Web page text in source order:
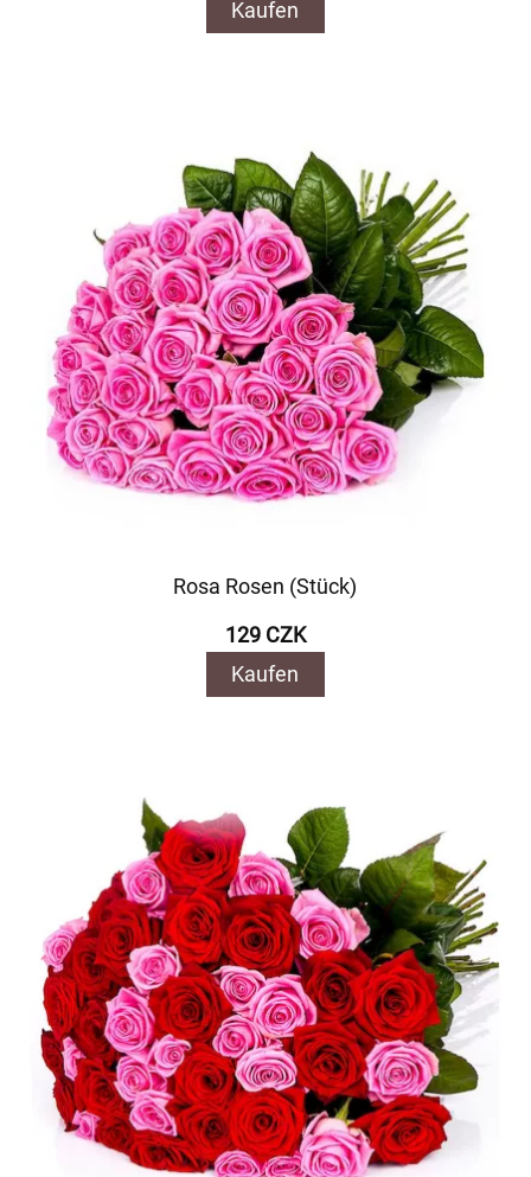
Kaufen
Rosa Rosen (Stück)
129 CZK
Kaufen